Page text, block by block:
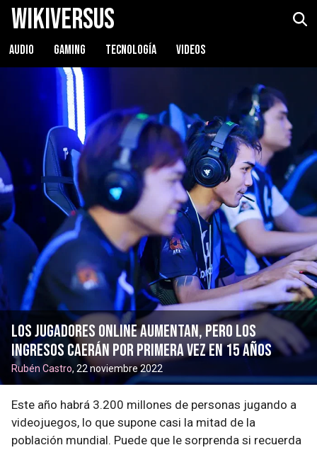
WikiVersus
AUDIO GAMING TECNOLOGÍA VIDEOS
Los jugadores online aumentan, pero los
ingresos caerán por primera vez en 15 años
Rubén Castro, 22 noviembre 2022
Este año habrá 3.200 millones de personas jugando a
videojuegos, lo que supone casi la mitad de la
población mundial. Puede que le sorprenda si recuerda